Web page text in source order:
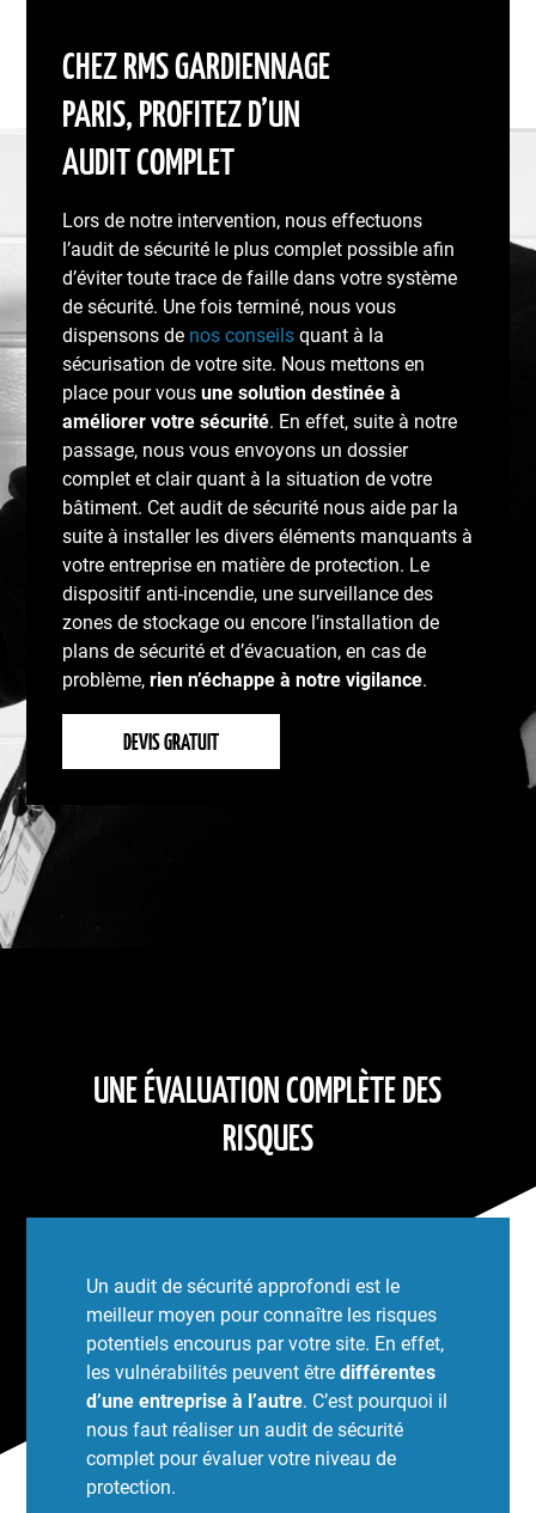
CHEZ RMS GARDIENNAGE
PARIS, PROFITEZ D’UN
AUDIT COMPLET
Lors de notre intervention, nous effectuons
l’audit de sécurité le plus complet possible afin
d’éviter toute trace de faille dans votre système
de sécurité. Une fois terminé, nous vous
dispensons de nos conseils quant à la
sécurisation de votre site. Nous mettons en
place pour vousune solution destinée à
améliorer votre sécurité. En effet, suite à notre
passage, nous vous envoyons un dossier
complet et clair quant à la situation de votre
bâtiment. Cet audit de sécurité nous aide par la
suite à installer les divers éléments manquants à
votre entreprise en matière de protection. Le
dispositif anti-incendie, une surveillance des
zones de stockage ou encore l’installation de
plans de sécurité et d’évacuation, en cas de
problème,rien n’échappe à notre vigilance.
DEVIS GRATUIT
UNE ÉVALUATION COMPLÈTE DES
RISQUES
Un audit de sécurité approfondi est le
meilleur moyen pour connaître les risques
potentiels encourus par votre site. En effet,
les vulnérabilités peuvent êtredifférentes
d’une entreprise à l’autre. C’est pourquoi il
nous faut réaliser un audit de sécurité
complet pour évaluer votre niveau de
protection.